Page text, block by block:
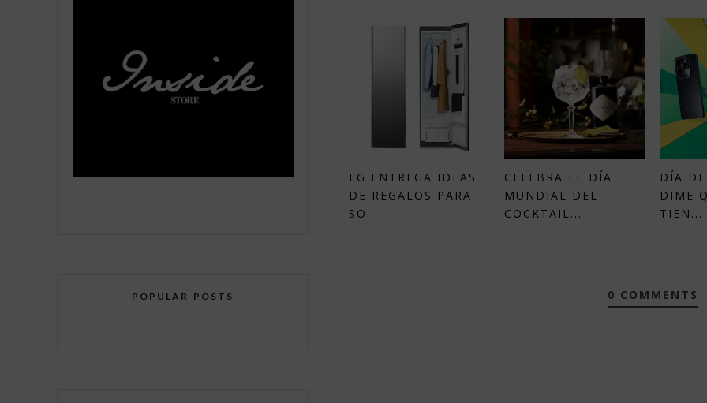
LG ENTREGA IDEAS
DE REGALOS PARA
SO...
CELEBRA EL DÍA
MUNDIAL DEL
COCKTAIL...
DÍA
DIME
TIEN...
0 COMMENTS
POPULAR POSTS